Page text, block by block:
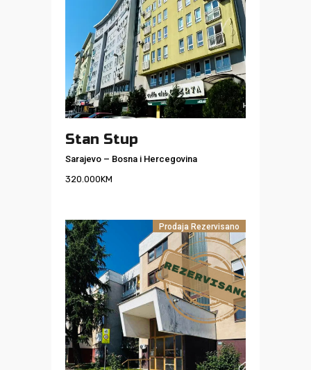
Stan Stup
Sarajevo – Bosna i Hercegovina
320.000KM
Prodaja Rezervisano